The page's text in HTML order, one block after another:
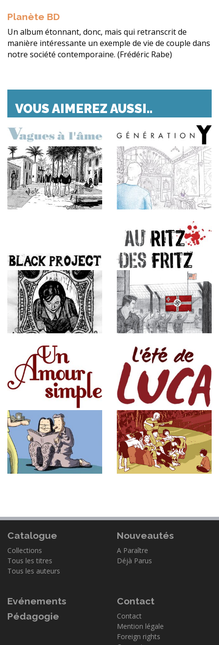
Planète BD
Un album étonnant, donc, mais qui retranscrit de
manière intéressante un exemple de vie de couple dans
notre société contemporaine. (Frédéric Rabe)
VOUS AIMEREZ AUSSI..
Catalogue
Collections
Tous les titres
Tous les auteurs
Nouveautés
A Paraître
Déjà Parus
Evénements
Pédagogie
Contact
Contact
Mention légale
Foreign rights